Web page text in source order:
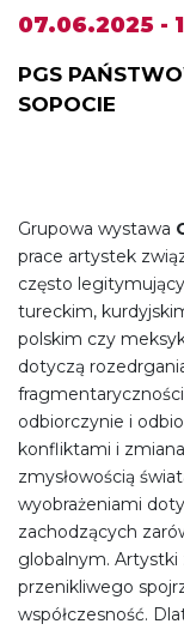
07.06.2025 -
PGS
SOPOCIE
Grupowa wystawa
prace artystek
często
tureckim,
polskim czy
dotyczą
odbiorczynie i
konfliktami i
zmysłowością
wyobrażeniami
zachodzących
globalnym. Artystki
przenikliwego
współczesność.